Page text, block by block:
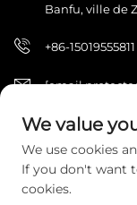
Banfu, ville de
+86-15019555811
[email
Copyright © 2026
Product Co., Ltd..
We value
We use cookies
If you don't want
cookies.